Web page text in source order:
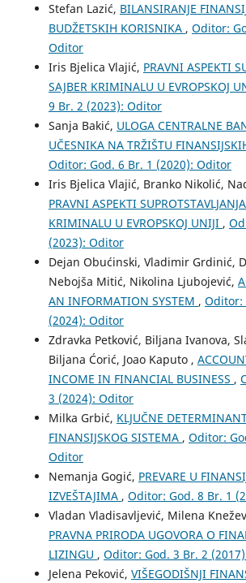
Stefan Lazić, BILANSIRANJE
BUDŽETSKIH KORISNIKA , Oditor:
Oditor
Iris Bjelica Vlajić, PRAVNI ASPEKTI
SAJBER KRIMINALU U EVROPSKOJ
9 Br. 2 (2023): Oditor
Sanja Bakić, ULOGA CENTRALNE
UČESNIKA NA TRŽIŠTU
Oditor: God. 6 Br. 1 (2020): Oditor
Iris Bjelica Vlajić, Branko Nikolić,
PRAVNI ASPEKTI
KRIMINALU U EVROPSKOJ UNIJI ,
(2023): Oditor
Dejan Obućinski, Vladimir Grdinić,
Nebojša Mitić, Nikolina Ljubojević,
AN INFORMATION SYSTEM , Oditor:
(2024): Oditor
Zdravka Petković, Biljana Ivanova,
Biljana Ćorić, Joao Kaputo ,
INCOME IN FINANCIAL BUSINESS ,
3 (2024): Oditor
Milka Grbić, KLJUČNE
FINANSIJSKOG SISTEMA , Oditor:
Oditor
Nemanja Gogić, PREVARE U
IZVEŠTAJIMA , Oditor: God. 8 Br. 1
Vladan Vladisavlјević, Milena
PRAVNA PRIRODA UGOVORA O
LIZINGU , Oditor: God. 3 Br. 2
Jelena Peković, VIŠEGODIŠNJI